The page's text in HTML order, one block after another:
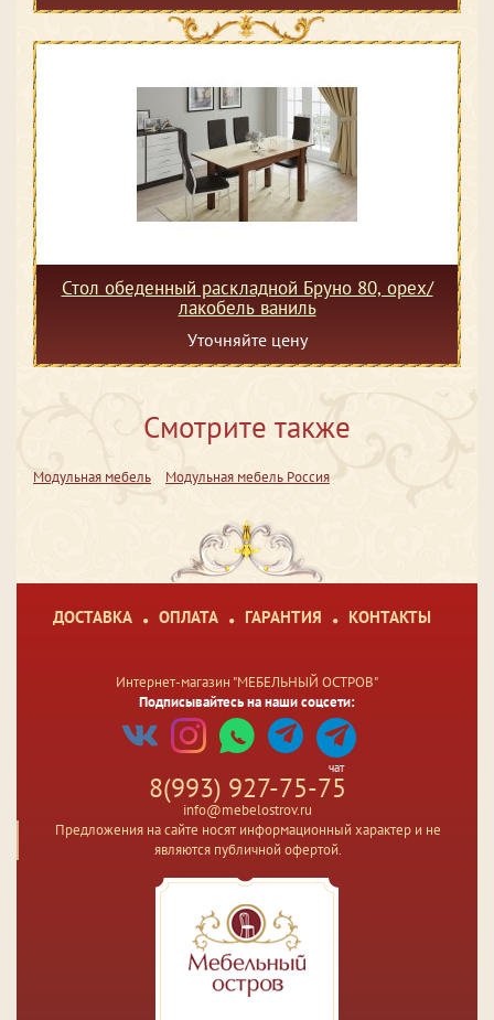
Стол обеденный раскладной Бруно 80, орех/
лакобель ваниль
Уточняйте цену
Смотрите также
Модульная мебель Модульная мебель Россия
ДОСТАВКА ОПЛАТА ГАРАНТИЯ КОНТАКТЫ
Интернет-магазин "МЕБЕЛЬНЫЙ ОСТРОВ"
Подписывайтесь на наши соцсети:
чат
8(993) 927-75-75
info@mebelostrov.ru
Предложения на сайте носят информационный характер и не
являются публичной офертой.